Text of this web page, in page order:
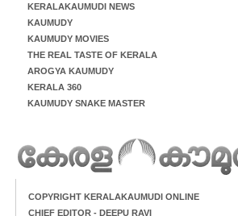
KERALAKAUMUDI NEWS
KAUMUDY
KAUMUDY MOVIES
THE REAL TASTE OF KERALA
AROGYA KAUMUDY
KERALA 360
KAUMUDY SNAKE MASTER
COPYRIGHT KERALAKAUMUDI ONLINE
CHIEF EDITOR - DEEPU RAVI